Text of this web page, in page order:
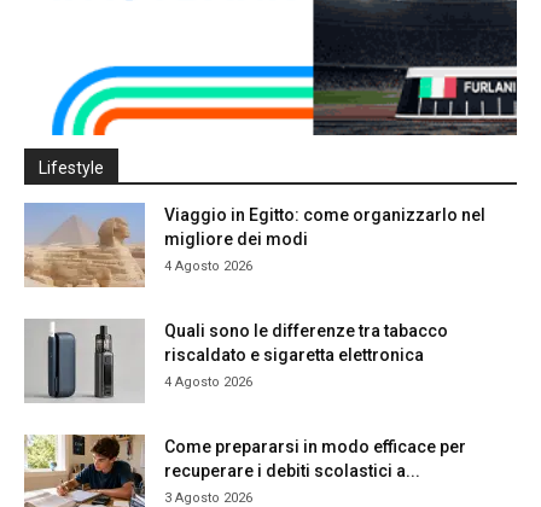
Lifestyle
Viaggio in Egitto: come organizzarlo nel
migliore dei modi
4 Agosto 2026
Quali sono le differenze tra tabacco
riscaldato e sigaretta elettronica
4 Agosto 2026
Come prepararsi in modo efficace per
recuperare i debiti scolastici a...
3 Agosto 2026